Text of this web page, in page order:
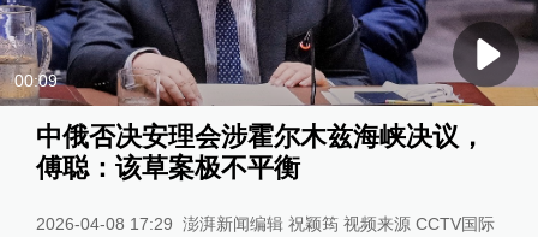
00:09
中俄否决安理会涉霍尔木兹海峡决议，
傅聪：该草案极不平衡
2026-04-08 17:29 澎湃新闻编辑 祝颖筠 视频来源 CCTV国际